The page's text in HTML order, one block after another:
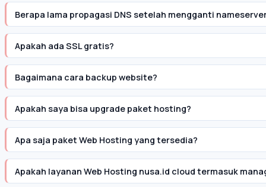
Berapa lama propagasi DNS setelah mengganti
Apakah ada SSL gratis?
Bagaimana cara backup website?
Apakah saya bisa upgrade paket hosting?
Apa saja paket Web Hosting yang tersedia?
Apakah layanan Web Hosting nusa.id cloud termasuk